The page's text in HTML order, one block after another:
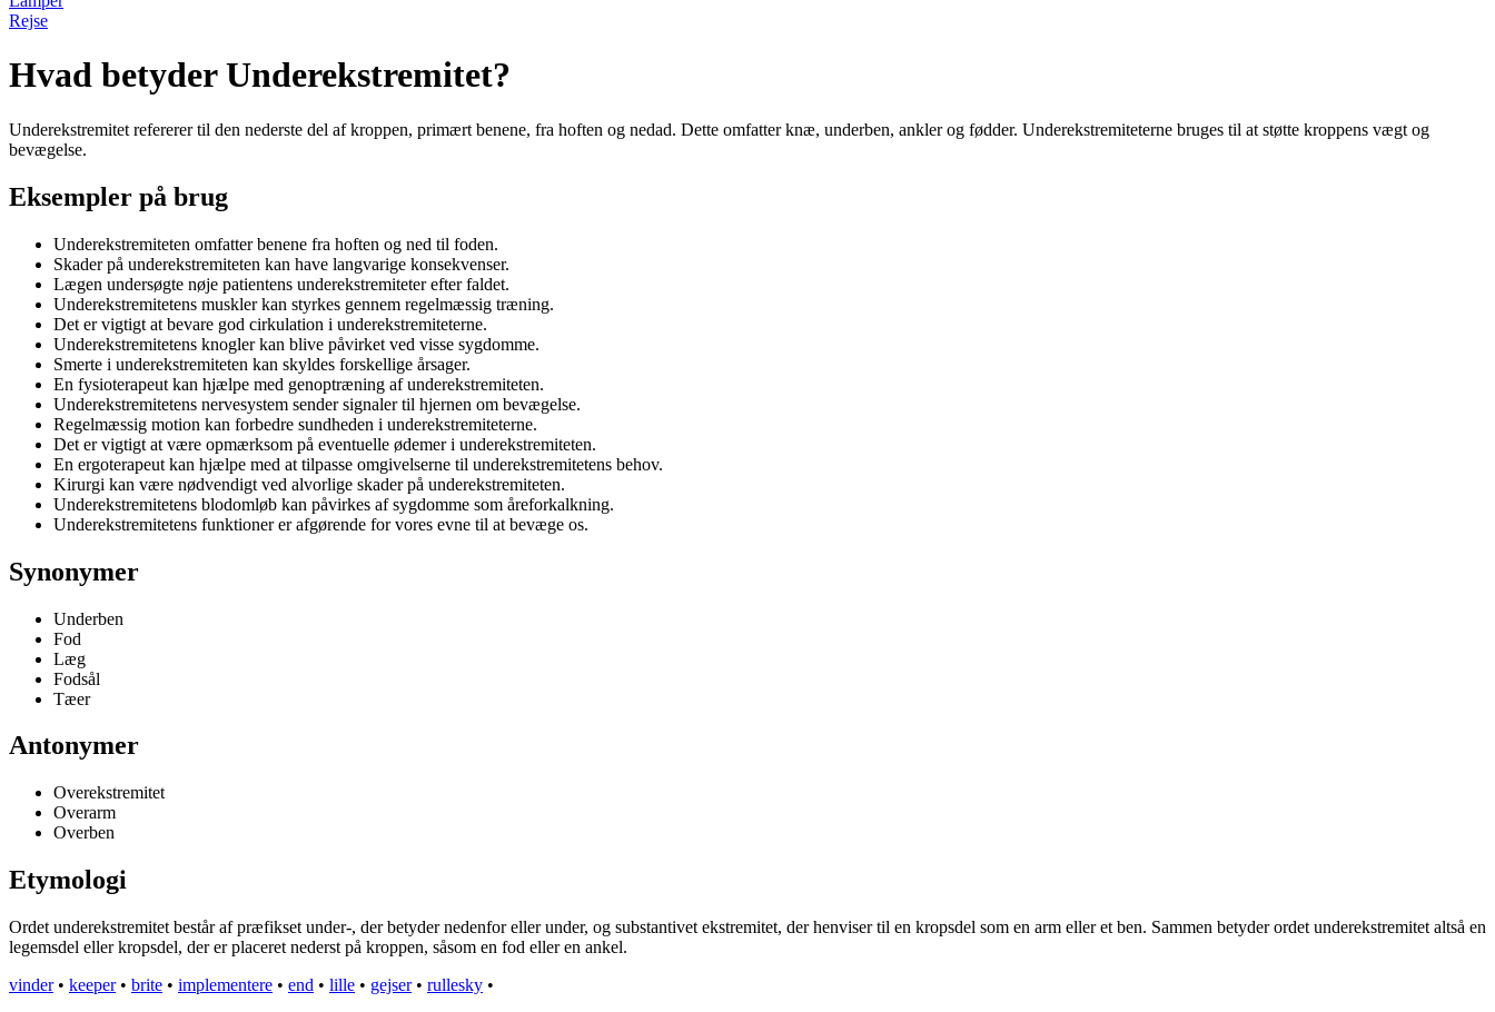
Rejse
Hvad betyder Underekstremitet?
Underekstremitet refererer til den nederste del af kroppen, primært benene, fra hoften og nedad. Dette omfatter knæ, underben, ankler og fødder. Underekstremiteterne bruges til at støtte kroppens vægt og
bevægelse.
Eksempler på brug
Underekstremiteten omfatter benene fra hoften og ned til foden.
Skader på underekstremiteten kan have langvarige konsekvenser.
Lægen undersøgte nøje patientens underekstremiteter efter faldet.
Underekstremitetens muskler kan styrkes gennem regelmæssig træning.
Det er vigtigt at bevare god cirkulation i underekstremiteterne.
Underekstremitetens knogler kan blive påvirket ved visse sygdomme.
Smerte i underekstremiteten kan skyldes forskellige årsager.
En fysioterapeut kan hjælpe med genoptræning af underekstremiteten.
Underekstremitetens nervesystem sender signaler til hjernen om bevægelse.
Regelmæssig motion kan forbedre sundheden i underekstremiteterne.
Det er vigtigt at være opmærksom på eventuelle ødemer i underekstremiteten.
En ergoterapeut kan hjælpe med at tilpasse omgivelserne til underekstremitetens behov.
Kirurgi kan være nødvendigt ved alvorlige skader på underekstremiteten.
Underekstremitetens blodomløb kan påvirkes af sygdomme som åreforkalkning.
Underekstremitetens funktioner er afgørende for vores evne til at bevæge os.
Synonymer
Underben
Fod
Læg
Fodsål
Tæer
Antonymer
Overekstremitet
Overarm
Overben
Etymologi
Ordet underekstremitet består af præfikset under-, der betyder nedenfor eller under, og substantivet ekstremitet, der henviser til en kropsdel som en arm eller et ben. Sammen betyder ordet underekstremitet altså en
legemsdel eller kropsdel, der er placeret nederst på kroppen, såsom en fod eller en ankel.
vinder• keeper• brite • implementere • end • lille • gejser• rullesky •